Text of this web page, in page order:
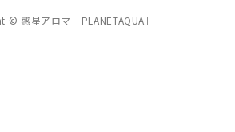
惑星アロマ［PLANETAQUA］